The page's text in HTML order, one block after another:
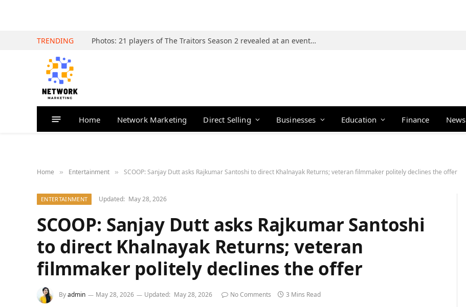
TRENDING Photos: 21 players of The Traitors Season 2 revealed at an event in Mumbai
Home Network Marketing Direct Selling Businesses Education Finance News
Home » Entertainment » SCOOP: Sanjay Dutt asks Rajkumar Santoshi to direct Khalnayak Returns; veteran filmmaker politely declines the offer
ENTERTAINMENT Updated: May 28, 2026
SCOOP: Sanjay Dutt asks Rajkumar Santoshi
to direct Khalnayak Returns; veteran
filmmaker politely declines the offer
Byadmin May 28, 2026 Updated: May 28, 2026 No Comments 3 Mins Read